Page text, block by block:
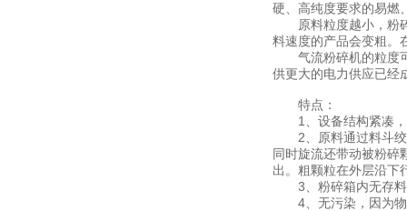
硬、高纯度要求的易燃
原料粒度越小，粉碎
料速度的产品会变粗。
气流粉碎机的粒度可
供更大的电力供应已经
特点：
1、设备结构紧凑，
2、原料通过料斗绞
同时旋流还带动被粉碎
出。粗颗粒在外层沿下
3、粉碎箱内无存料
4、无污染，因为物